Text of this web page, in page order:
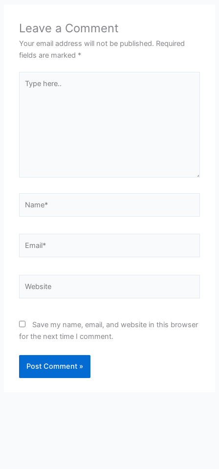
Leave a Comment
Your email address will not be published. Required
fields are marked *
here..
Save my name, email, and website in this browser
for the next time I comment.